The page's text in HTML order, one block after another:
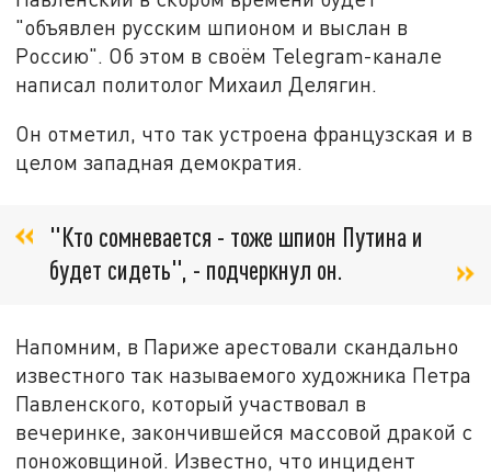
"объявлен русским шпионом и выслан в
Россию". Об этом в своём Telegram-канале
написал политолог Михаил Делягин.
Он отметил, что так устроена французская и в
целом западная демократия.
"Кто сомневается - тоже шпион Путина и
будет сидеть", - подчеркнул он.
Напомним, в Париже арестовали скандально
известного так называемого художника Петра
Павленского, который участвовал в
вечеринке, закончившейся массовой дракой с
поножовщиной. Известно, что инцидент